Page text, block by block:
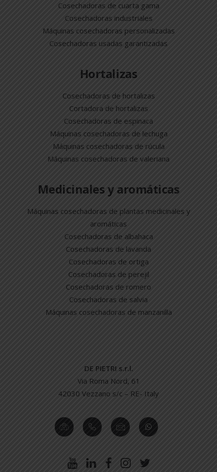
Cosechadoras de cuarta gama
Cosechadoras industriales
Máquinas cosechadoras personalizadas
Cosechadoras usadas garantizadas
Hortalizas
Cosechadoras de hortalizas
Cortadora de hortalizas
Cosechadoras de espinaca
Máquinas cosechadoras de lechuga
Máquinas cosechadoras de rúcula
Máquinas cosechadoras de valeriana
Medicinales y aromáticas
Máquinas cosechadoras de plantas medicinales y
aromáticas
Cosechadoras de albahaca
Cosechadoras de lavanda
Cosechadoras de ortiga
Cosechadoras de perejil
Cosechadoras de romero
Cosechadoras de salvia
Máquinas cosechadoras de manzanilla
DE PIETRI s.r.l.
Via Roma Nord, 61
42030 Vezzano s/c – RE- Italy